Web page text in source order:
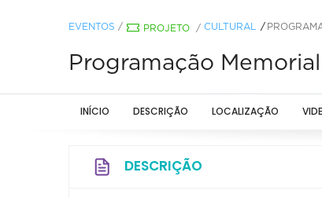
EVENTOS / PROJETO / CULTURAL
Programação
INÍCIO DESCRIÇÃO LOCALIZAÇÃO
DESCRIÇÃO